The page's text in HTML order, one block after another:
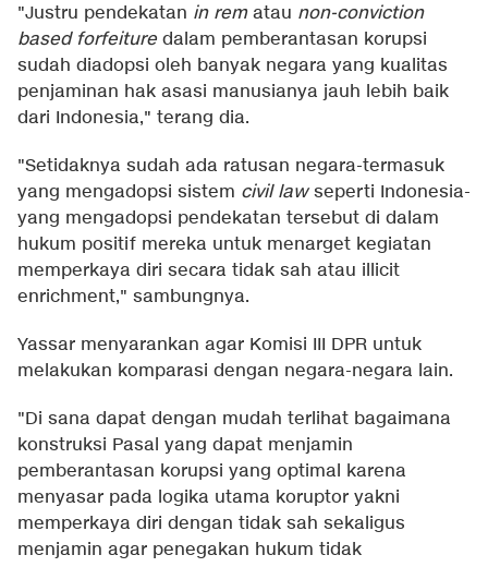
"Justru pendekatan in rematau non-conviction
based forfeiture dalam pemberantasan korupsi
sudah diadopsi oleh banyak negara yang kualitas
penjaminan hak asasi manusianya jauh lebih baik
dari Indonesia," terang dia.
"Setidaknya sudah ada ratusan negara-termasuk
yang mengadopsi sistem civil lawseperti Indonesia-
yang mengadopsi pendekatan tersebut di dalam
hukum positif mereka untuk menarget kegiatan
memperkaya diri secara tidak sah atau illicit
enrichment," sambungnya.
Yassar menyarankan agar Komisi III DPR untuk
melakukan komparasi dengan negara-negara lain.
"Di sana dapat dengan mudah terlihat bagaimana
konstruksi Pasal yang dapat menjamin
pemberantasan korupsi yang optimal karena
menyasar pada logika utama koruptor yakni
memperkaya diri dengan tidak sah sekaligus
menjamin agar penegakan hukum tidak